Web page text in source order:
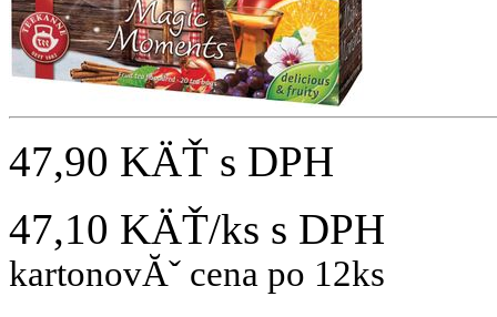
47,90 KÄŤ s DPH
47,10 KÄŤ/ks s DPH
kartonovĂˇ cena po 12ks